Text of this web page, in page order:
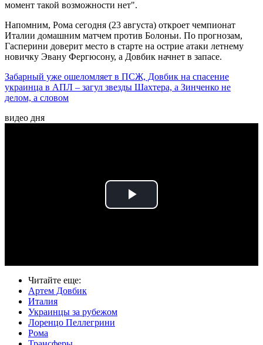
момент такой возможности нет".
Напомним, Рома сегодня (23 августа) откроет чемпионат
Италии домашним матчем против Болоньи. По прогнозам,
Гасперини доверит место в старте на острие атаки летнему
новичку Эвану Фергюсону, а Довбик начнет в запасе.
Забарный уже ошеломляет в ПСЖ, Довбик на спасение
украинца в АПЛ – загул звезды Шахтера, а Зинченко не
делом, а словом
видео дня
Play
Читайте еще:
Артем Довбик
Италия
Украинцы за рубежом
Лоренцо Пеллегрини
Рома